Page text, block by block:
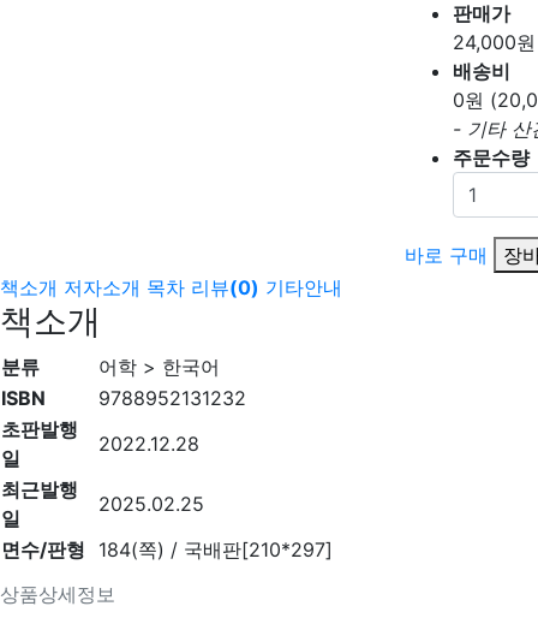
판매가
24,000원
배송비
0원
- 기타 산
주문수량
바로 구매
장
책소개 저자소개 목차 리뷰(0) 기타안내
책소개
상품상세정보
분류
어학 > 한국어
ISBN
9788952131232
초판발행
일
2022.12.28
최근발행
일
2025.02.25
면수/판형
184(쪽) / 국배판[210*297]